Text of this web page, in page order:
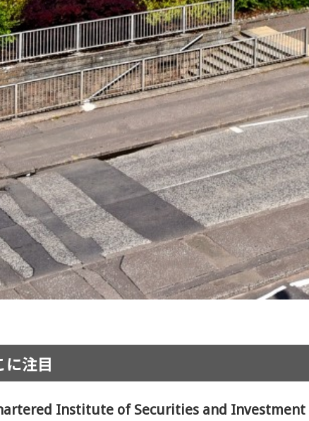
に注目
Institute of Securities and Investment